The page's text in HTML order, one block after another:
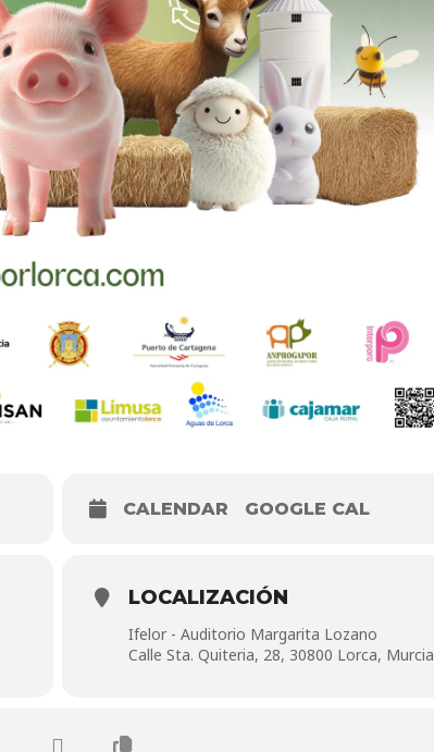
CALENDAR GOOGLE CAL
LOCALIZACIÓN
Ifelor - Auditorio Margarita Lozano
Calle Sta. Quiteria, 28, 30800 Lorca, Murcia